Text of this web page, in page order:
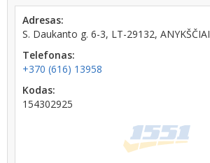
Adresas:
S. Daukanto g. 6-3, LT-29132, ANYKŠČIAI
Telefonas:
+370 (616) 13958
Kodas:
154302925